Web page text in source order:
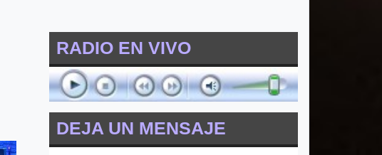
RADIO EN VIVO
DEJA UN MENSAJE